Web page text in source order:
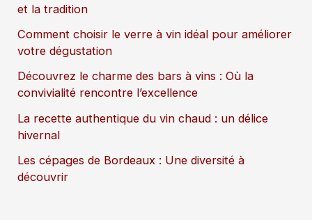
et la tradition
Comment choisir le verre à vin idéal pour améliorer
votre dégustation
Découvrez le charme des bars à vins : Où la
convivialité rencontre l’excellence
La recette authentique du vin chaud : un délice
hivernal
Les cépages de Bordeaux : Une diversité à
découvrir